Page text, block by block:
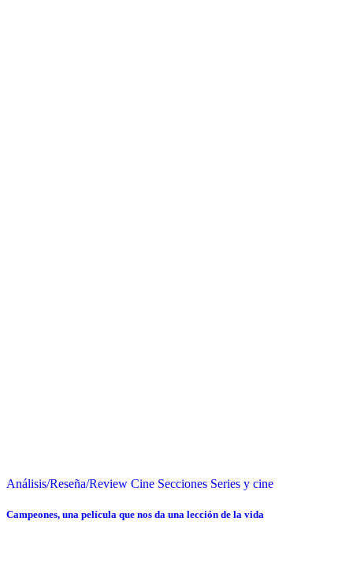
Análisis/Reseña/Review Cine Secciones Series y cine
Campeones, una película que nos da una lección de la vida